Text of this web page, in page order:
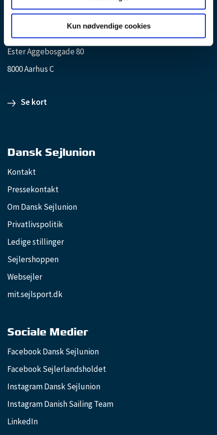
Kun nødvendige cookies
Aarhus Internationale Sejlsportscenter
Ester Aggebosgade 80
8000 Aarhus C
Se kort
Dansk Sejlunion
Kontakt
Pressekontakt
Om Dansk Sejlunion
Privatlivspolitik
Ledige stillinger
Sejlershoppen
Websejler
mit.sejlsport.dk
Sociale Medier
Facebook Dansk Sejlunion
Facebook Sejlerlandsholdet
Instagram Dansk Sejlunion
Instagram Danish Sailing Team
LinkedIn